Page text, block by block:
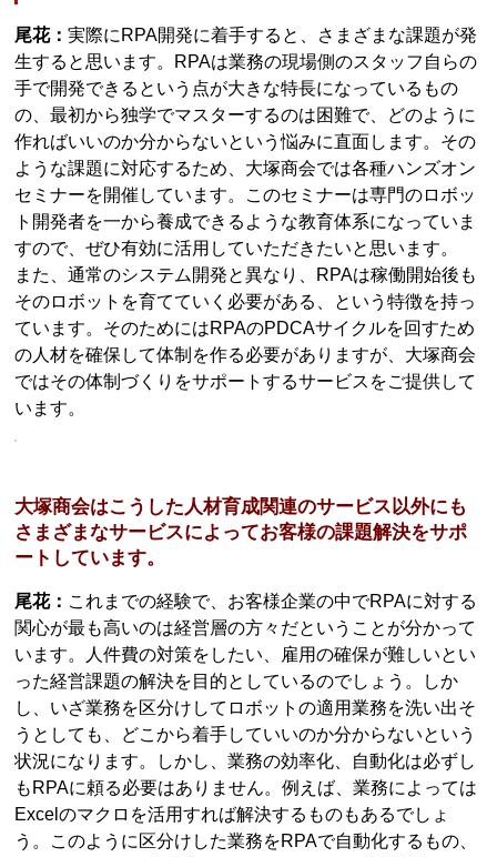
尾花：実際にRPA開発に着手すると、さまざまな課題が発
生すると思います。RPAは業務の現場側のスタッフ自らの
手で開発できるという点が大きな特長になっているもの
の、最初から独学でマスターするのは困難で、どのように
作ればいいのか分からないという悩みに直面します。その
ような課題に対応するため、大塚商会では各種ハンズオン
セミナーを開催しています。このセミナーは専門のロボッ
ト開発者を一から養成できるような教育体系になっていま
すので、ぜひ有効に活用していただきたいと思います。
また、通常のシステム開発と異なり、RPAは稼働開始後も
そのロボットを育てていく必要がある、という特徴を持っ
ています。そのためにはRPAのPDCAサイクルを回すため
の人材を確保して体制を作る必要がありますが、大塚商会
ではその体制づくりをサポートするサービスをご提供して
います。
大塚商会はこうした人材育成関連のサービス以外にも
さまざまなサービスによってお客様の課題解決をサポ
ートしています。
尾花： これまでの経験で、お客様企業の中でRPAに対する
関心が最も高いのは経営層の方々だということが分かって
います。人件費の対策をしたい、雇用の確保が難しいとい
った経営課題の解決を目的としているのでしょう。しか
し、いざ業務を区分けしてロボットの適用業務を洗い出そ
うとしても、どこから着手していいのか分からないという
状況になります。しかし、業務の効率化、自動化は必ずし
もRPAに頼る必要はありません。例えば、業務によっては
Excelのマクロを活用すれば解決するものもあるでしょ
う。このように区分けした業務をRPAで自動化するもの、